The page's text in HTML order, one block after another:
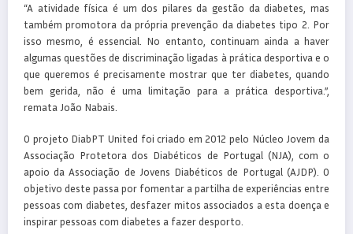
“A atividade física é um dos pilares da gestão da diabetes, mas
também promotora da própria prevenção da diabetes tipo 2. Por
isso mesmo, é essencial. No entanto, continuam ainda a haver
algumas questões de discriminação ligadas à prática desportiva e o
que queremos é precisamente mostrar que ter diabetes, quando
bem gerida, não é uma limitação para a prática desportiva.”,
remata João Nabais.
O projeto DiabPT United foi criado em 2012 pelo Núcleo Jovem da
Associação Protetora dos Diabéticos de Portugal (NJA), com o
apoio da Associação de Jovens Diabéticos de Portugal (AJDP). O
objetivo deste passa por fomentar a partilha de experiências entre
pessoas com diabetes, desfazer mitos associados a esta doença e
inspirar pessoas com diabetes a fazer desporto.